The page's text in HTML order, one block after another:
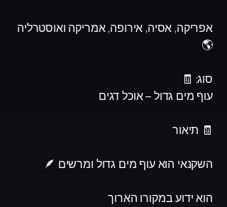
אפריקה, אסיה, אירופה, אמריקה ואוסטרליה
🌎
סוג: 🧾
עוף מים גדול – אוכל דגים
🧾 תיאור
השקנאי הוא עוף מים גדול ומרשים 🪶
הוא ידוע במקורו הארוך